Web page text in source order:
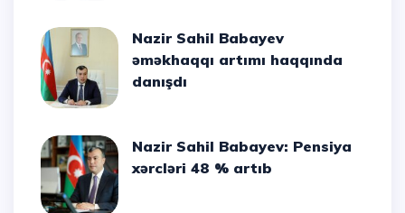
Nazir Sahil Babayev
əməkhaqqı artımı haqqında
danışdı
Nazir Sahil Babayev: Pensiya
xərcləri 48 % artıb